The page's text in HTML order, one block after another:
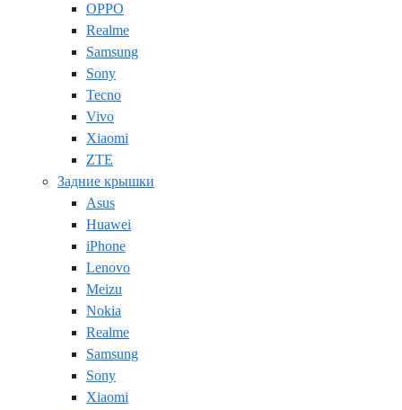
OPPO
Realme
Samsung
Sony
Tecno
Vivo
Xiaomi
ZTE
Задние крышки
Asus
Huawei
iPhone
Lenovo
Meizu
Nokia
Realme
Samsung
Sony
Xiaomi